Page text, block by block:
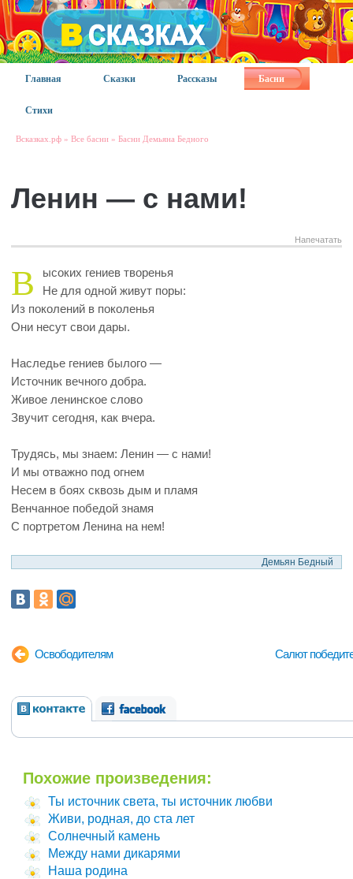
Главная Сказки Рассказы Басни
Стихи
Всказках.рф » Все басни » Басни Демьяна Бедного
Ленин — с нами!
Напечатать
В
ысоких гениев творенья
Не для одной живут поры:
Из поколений в поколенья
Они несут свои дары.
Наследье гениев былого —
Источник вечного добра.
Живое ленинское слово
Звучит сегодня, как вчера.
Трудясь, мы знаем: Ленин — с нами!
И мы отважно под огнем
Несем в боях сквозь дым и пламя
Венчанное победой знамя
С портретом Ленина на нем!
Демьян Бедный
Освободителям Салют
Похожие произведения:
Ты источник света, ты источник любви
Живи, родная, до ста лет
Солнечный камень
Между нами дикарями
Наша родина